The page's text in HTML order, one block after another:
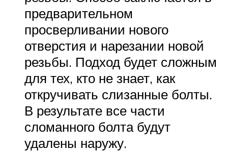
предварительном
просверливании нового
отверстия и нарезании новой
резьбы. Подход будет сложным
для тех, кто не знает, как
откручивать слизанные болты.
В результате все части
сломанного болта будут
удалены наружу.